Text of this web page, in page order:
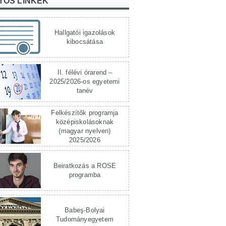
Hallgatói igazolások
kibocsátása
II. félévi órarend –
2025/2026-os egyetemi
tanév
Felkészítők programja
középiskolásoknak
(magyar nyelven)
2025/2026
Beiratkozás a ROSE
programba
Babeş-Bolyai
Tudományegyetem